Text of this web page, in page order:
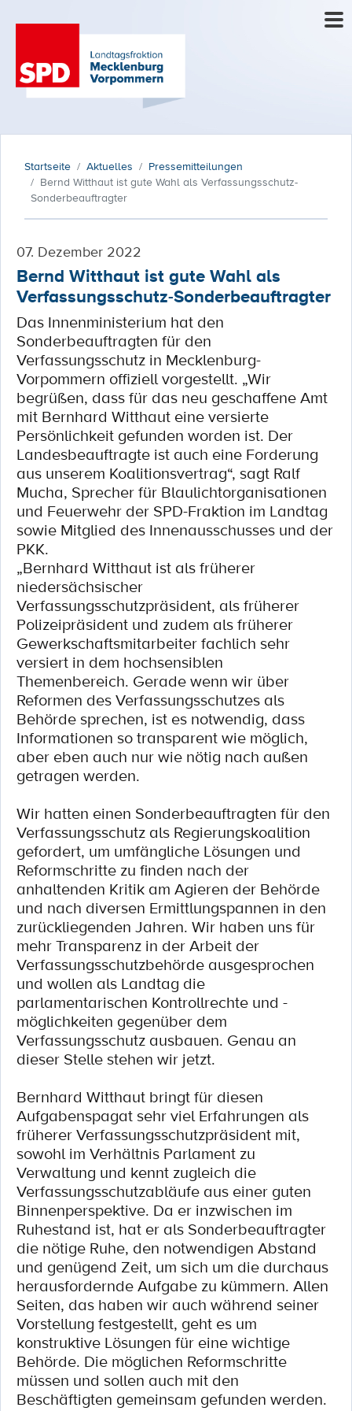
Startseite Aktuelles
Pressemitteilungen
Bernd Witthaut ist gute Wahl als Verfassungsschutz-
Sonderbeauftragter
07. Dezember 2022
Bernd Witthaut ist gute Wahl als
Verfassungsschutz-Sonderbeauftragter
Das Innenministerium hat den
Sonderbeauftragten für den
Verfassungsschutz in Mecklenburg-
Vorpommern offiziell vorgestellt. „Wir
begrüßen, dass für das neu geschaffene Amt
mit Bernhard Witthaut eine versierte
Persönlichkeit gefunden worden ist. Der
Landesbeauftragte ist auch eine Forderung
aus unserem Koalitionsvertrag“, sagt Ralf
Mucha, Sprecher für Blaulichtorganisationen
und Feuerwehr der SPD-Fraktion im Landtag
sowie Mitglied des Innenausschusses und der
PKK.
„Bernhard Witthaut ist als früherer
niedersächsischer
Verfassungsschutzpräsident, als früherer
Polizeipräsident und zudem als früherer
Gewerkschaftsmitarbeiter fachlich sehr
versiert in dem hochsensiblen
Themenbereich. Gerade wenn wir über
Reformen des Verfassungsschutzes als
Behörde sprechen, ist es notwendig, dass
Informationen so transparent wie möglich,
aber eben auch nur wie nötig nach außen
getragen werden.
Wir hatten einen Sonderbeauftragten für den
Verfassungsschutz als Regierungskoalition
gefordert, um umfängliche Lösungen und
Reformschritte zu finden nach der
anhaltenden Kritik am Agieren der Behörde
und nach diversen Ermittlungspannen in den
zurückliegenden Jahren. Wir haben uns für
mehr Transparenz in der Arbeit der
Verfassungsschutzbehörde ausgesprochen
und wollen als Landtag die
parlamentarischen Kontrollrechte und -
möglichkeiten gegenüber dem
Verfassungsschutz ausbauen. Genau an
dieser Stelle stehen wir jetzt.
Bernhard Witthaut bringt für diesen
Aufgabenspagat sehr viel Erfahrungen als
früherer Verfassungsschutzpräsident mit,
sowohl im Verhältnis Parlament zu
Verwaltung und kennt zugleich die
Verfassungsschutzabläufe aus einer guten
Binnenperspektive. Da er inzwischen im
Ruhestand ist, hat er als Sonderbeauftragter
die nötige Ruhe, den notwendigen Abstand
und genügend Zeit, um sich um die durchaus
herausfordernde Aufgabe zu kümmern. Allen
Seiten, das haben wir auch während seiner
Vorstellung festgestellt, geht es um
konstruktive Lösungen für eine wichtige
Behörde. Die möglichen Reformschritte
müssen und sollen auch mit den
Beschäftigten gemeinsam gefunden werden.